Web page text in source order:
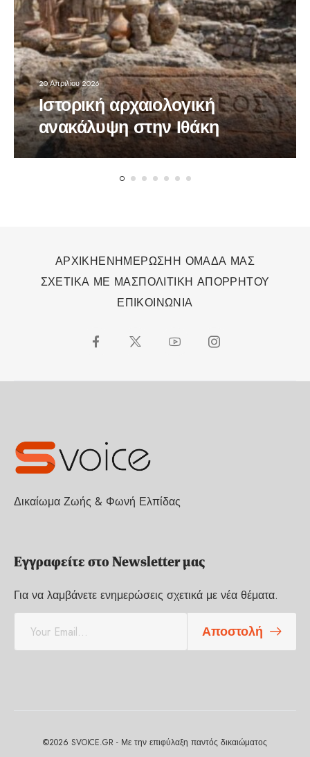
20 Απριλίου 2026
Ιστορική αρχαιολογική
ανακάλυψη στην Ιθάκη
ΑΡΧΙΚΗΕΝΗΜΕΡΩΣΗΗ ΟΜΑΔΑ ΜΑΣ
ΣΧΕΤΙΚΑ ΜΕ ΜΑΣΠΟΛΙΤΙΚΗ ΑΠΟΡΡΗΤΟΥ
ΕΠΙΚΟΙΝΩΝΙΑ
Δικαίωμα Ζωής & Φωνή Ελπίδας
Εγγραφείτε στο Newsletter μας
Για να λαμβάνετε ενημερώσεις σχετικά με νέα θέματα.
a
Αποστολή
©2026 SVOICE.GR - Με την επιφύλαξη παντός δικαιώματος